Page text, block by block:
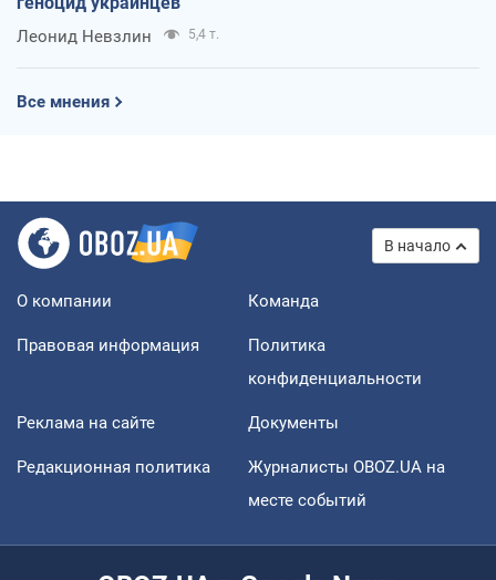
Леонид Невзлин 5,4 т.
Все мнения
В начало
О компании Команда
Правовая информация
Политика
конфиденциальности
Реклама на сайте Документы
Редакционная политика
Журналисты OBOZ.UA на
месте событий